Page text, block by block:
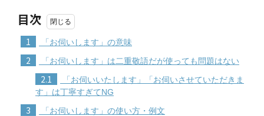
目次
1 「お伺いします」の意味
2 「お伺いします」は二重敬語だが使っても問題はない
2.1
「お伺いいたします」「お伺いさせていただきま
す」は丁寧すぎてNG
3 「お伺いします」の使い方・例文